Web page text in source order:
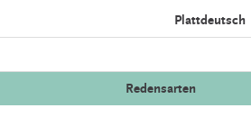
Plattdeutsch
Redensarten